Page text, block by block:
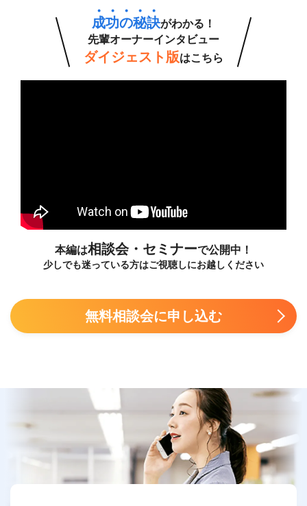
成功の秘訣がわかる！
先輩オーナーインタビュー
ダイジェスト版はこちら
本編は相談会・セミナーで公開中！
少しでも迷っている方はご視聴しにお越しください
無料相談会に申し込む